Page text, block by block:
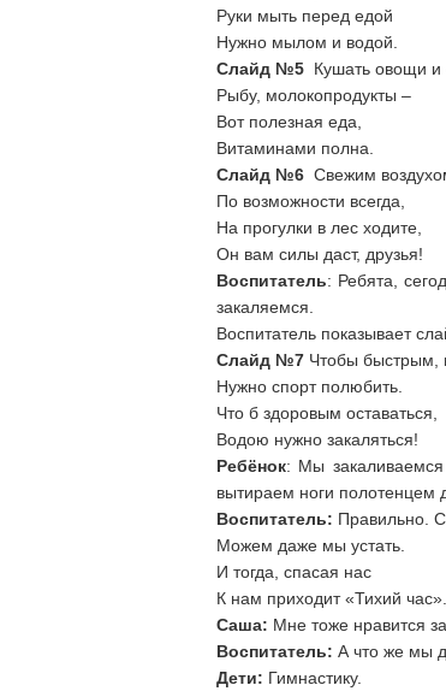
Руки мыть перед едой
Нужно мылом и водой.
Слайд №5Кушать овощи и
Рыбу, молокопродукты –
Вот полезная еда,
Витаминами полна.
Слайд №6 Свежим
По возможности всегда,
На прогулки в лес ходите,
Он вам силы даст, друзья!
Воспитатель: Ребята,
закаляемся.
Воспитатель показывает
Слайд №7Чтобы быстрым,
Нужно спорт полюбить.
Что б здоровым оставаться,
Водою нужно закаляться!
Ребёнок: Мы
вытираем ноги полотенцем
Воспитатель: Правильно.
Можем даже мы устать.
И тогда, спасая нас
К нам приходит «Тихий час».
Саша: Мне тоже нравится
Воспитатель: А что же мы
Дети: Гимнастику.